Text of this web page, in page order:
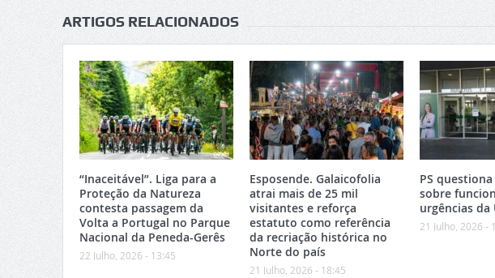
ARTIGOS RELACIONADOS
“Inaceitável”. Liga para a
Proteção da Natureza
contesta passagem da
Volta a Portugal no Parque
Nacional da Peneda-Gerês
22 Julho, 2026 - 13:45
Esposende. Galaicofolia
atrai mais de 25 mil
visitantes e reforça
estatuto como referência
da recriação histórica no
Norte do país
21 Julho, 2026 - 18:45
PS
sobre
urgências da
21 Julho, 2026 -